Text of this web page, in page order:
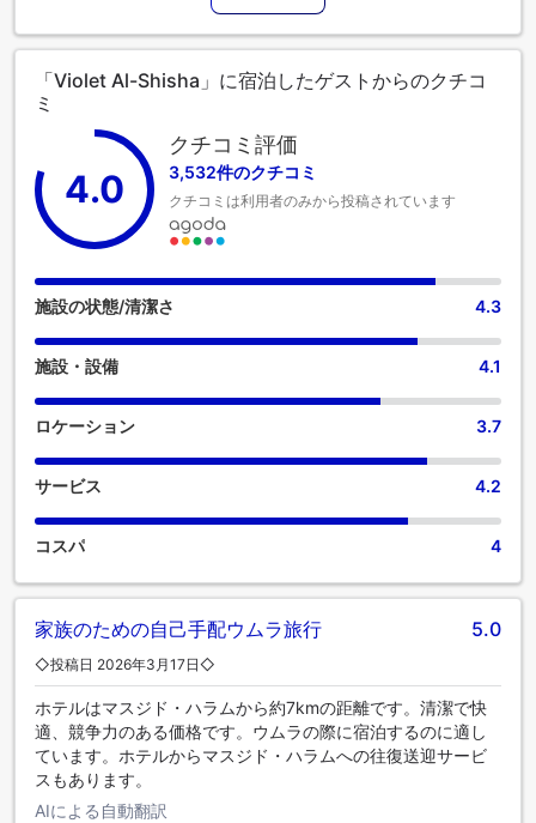
に居心地の良い雰囲気を提供します。 Violet Al-Shishaで提供
されるランドリーサービスを利用して、お好みの服装で常に
ビスなどの室内設備・サービスで、お部屋での滞在を最大限
にお楽しみいただけます。 健康上の理由により、当宿泊施設
内は全面禁煙です。喫煙は、当宿泊施設によって指定された
喫煙ゾーンでのみ許可されています。Violet Al-Shishaの客室
は、快適で家庭的な雰囲気をお客様に提供するために、心を
込めて作られ、飾られております。 エアコンやリネンサービ
スを備えた客室もあり、快適にお過ごしいただけます。 一部
の客室では、室内でのビデオストリーミング、日刊新聞、テ
レビなどの娯楽をお楽しみいただけます。一部の客室では、
コーヒーや紅茶を淹れるのに必要なものがすべて揃っており
バスローブ、タオル、ドライヤーをご用意しております。
Violet Al-Shishaでは、毎朝おいしい朝食をご用意しておりま
す。 休日の朝は、館内のカフェで毎日提供される一杯のコー
ヒーから始めましょう。 Violet Al-Shishaにある数々のアクテ
し、温かなリラクゼーションをご堪能ください。
「Violet Al-Shisha」に宿泊したゲストからのクチコ
ミ
4.0
クチコミ評価
3,532件のクチコミ
クチコミは利用者のみから投稿されています
施設の状態/清潔さ 4.3
施設・設備 4.1
ロケーション 3.7
サービス 4.2
コスパ 4
家族のための自己手配ウムラ旅行 5.0
◇投稿日 2026年3月17日◇
ホテルはマスジド・ハラムから約7kmの距離です。清潔で快
適、競争力のある価格です。ウムラの際に宿泊するのに適し
ています。ホテルからマスジド・ハラムへの往復送迎サービ
スもあります。
AIによる自動翻訳